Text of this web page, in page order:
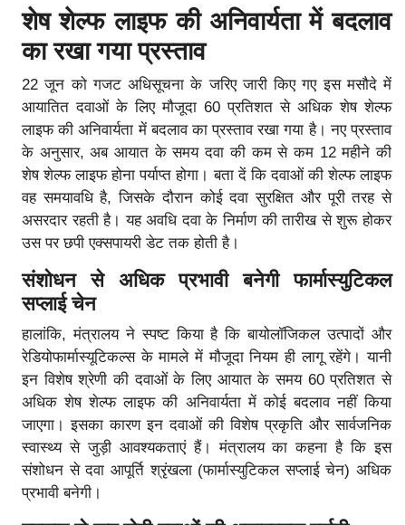
शेष शेल्फ लाइफ की अनिवार्यता में बदलाव
का रखा गया प्रस्ताव
22 जून को गजट अधिसूचना के जरिए जारी किए गए इस मसौदे में
आयातित दवाओं के लिए मौजूदा 60 प्रतिशत से अधिक शेष शेल्फ
लाइफ की अनिवार्यता में बदलाव का प्रस्ताव रखा गया है। नए प्रस्ताव
के अनुसार, अब आयात के समय दवा की कम से कम 12 महीने की
शेष शेल्फ लाइफ होना पर्याप्त होगा। बता दें कि दवाओं की शेल्फ लाइफ
वह समयावधि है, जिसके दौरान कोई दवा सुरक्षित और पूरी तरह से
असरदार रहती है। यह अवधि दवा के निर्माण की तारीख से शुरू होकर
उस पर छपी एक्सपायरी डेट तक होती है।
संशोधन से अधिक प्रभावी बनेगी फार्मास्युटिकल
सप्लाई चेन
हालांकि, मंत्रालय ने स्पष्ट किया है कि बायोलॉजिकल उत्पादों और
रेडियोफार्मास्यूटिकल्स के मामले में मौजूदा नियम ही लागू रहेंगे। यानी
इन विशेष श्रेणी की दवाओं के लिए आयात के समय 60 प्रतिशत से
अधिक शेष शेल्फ लाइफ की अनिवार्यता में कोई बदलाव नहीं किया
जाएगा। इसका कारण इन दवाओं की विशेष प्रकृति और सार्वजनिक
स्वास्थ्य से जुड़ी आवश्यकताएं हैं। मंत्रालय का कहना है कि इस
संशोधन से दवा आपूर्ति श्रृंखला (फार्मास्युटिकल सप्लाई चेन) अधिक
प्रभावी बनेगी।